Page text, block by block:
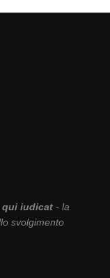
qui iudicat- la
svolgimento